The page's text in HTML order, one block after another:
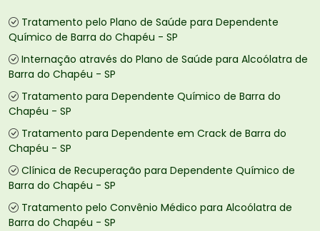
Tratamento pelo Plano de Saúde para Dependente
Químico de Barra do Chapéu - SP
Internação através do Plano de Saúde para Alcoólatra de
Barra do Chapéu - SP
Tratamento para Dependente Químico de Barra do
Chapéu - SP
Tratamento para Dependente em Crack de Barra do
Chapéu - SP
Clínica de Recuperação para Dependente Químico de
Barra do Chapéu - SP
Tratamento pelo Convênio Médico para Alcoólatra de
Barra do Chapéu - SP